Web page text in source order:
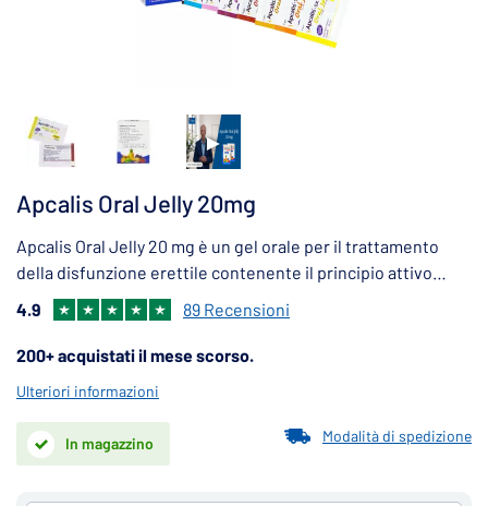
Apcalis Oral Jelly 20mg
Apcalis Oral Jelly 20 mg è un gel orale per il trattamento
della disfunzione erettile contenente il principio attivo
tadalafil.
4.9 89 Recensioni
200+ acquistati il mese scorso.
Ulteriori informazioni
In magazzino Modalità di spedizione